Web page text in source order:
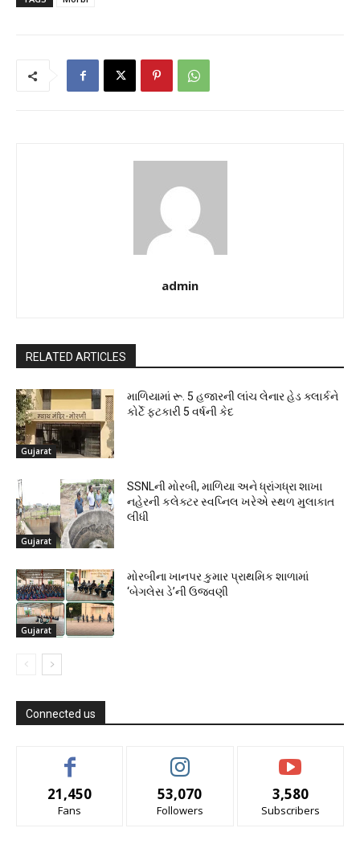
admin
RELATED ARTICLES
Gujarat
માળિયામાં રૂ. 5 હજારની લાંચ લેનાર હેડ ક્લાર્કને
કોર્ટે ફટકારી 5 વર્ષની કેદ
Gujarat
SSNLની મોરબી, માળિયા અને ધ્રાંગધ્રા શાખા
નહેરની કલેક્ટર સ્વપ્નિલ ખરેએ સ્થળ મુલાકાત
લીધી
Gujarat
મોરબીના ખાનપર કુમાર પ્રાથમિક શાળામાં
‘બેગલેસ ડે’ની ઉજવણી
Connected us
21,450
Fans
53,070
Followers
3,580
Subscribers